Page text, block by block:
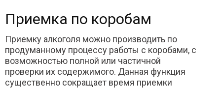
Приемка по коробам
Приемку алкоголя можно производить по
продуманному процессу работы с коробами, с
возможностью полной или частичной
проверки их содержимого. Данная функция
существенно сокращает время приемки